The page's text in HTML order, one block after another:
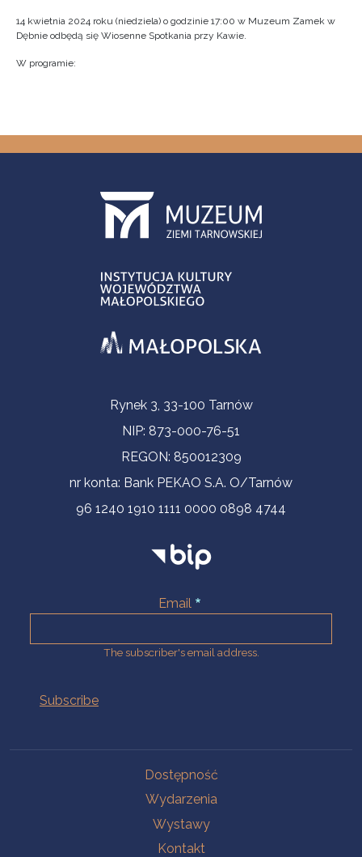
14 kwietnia 2024 roku (niedziela) o godzinie 17:00 w Muzeum Zamek w
Dębnie odbędą się Wiosenne Spotkania przy Kawie.
W programie:
Contact InformationRynek 3, 33-100 Tarnów
NIP: 873-000-76-51
REGON: 850012309
nr konta: Bank PEKAO S.A. O/Tarnów
96 1240 1910 1111 0000 0898 4744
Email
The subscriber's email address.
Dostępność
Wydarzenia
Wystawy
Kontakt